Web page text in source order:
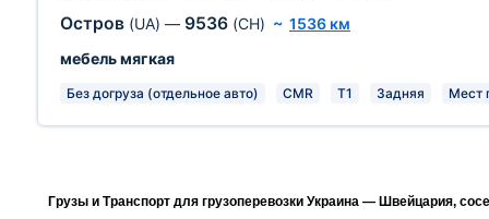
Остров (UA) — 9536 (CH) ~ 1536 км
мебель мягкая
Без догруза (отдельное авто) CMR T1 Задняя Мест
Грузы и Транспорт для грузоперевозки Украина — Швейцария,